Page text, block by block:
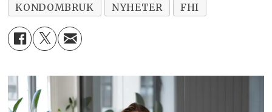
KONDOMBRUK
NYHETER FHI